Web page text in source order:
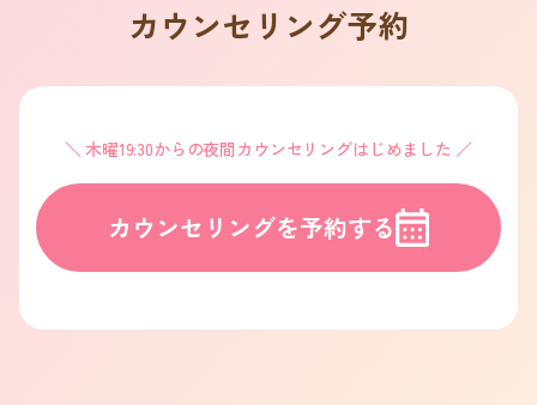
カウンセリング予約
木曜19:30からの夜間カウンセリングはじめました
カウンセリングを予約する